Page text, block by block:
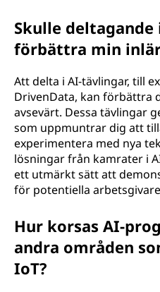
Skulle
förbättra min
Att delta i AI-tävlingar, till
DrivenData, kan förbättra
avsevärt. Dessa tävlingar
som uppmuntrar dig att
experimentera med nya
lösningar från kamrater i
ett utmärkt sätt att
för potentiella
Hur korsas AI-
andra områden
IoT?